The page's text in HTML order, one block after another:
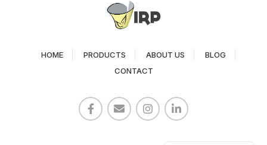
HOME PRODUCTS ABOUT US
BLOG
CONTACT